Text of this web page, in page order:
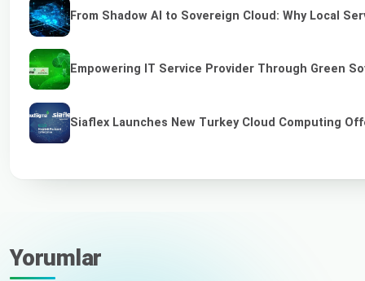
From Shadow AI to Sovereign Cloud: Why Local
Empowering IT Service Provider Through Green
Siaflex Launches New Turkey Cloud Computing
Yorumlar